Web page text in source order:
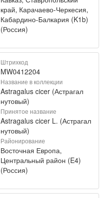
край, Карачаево-Черкесия,
Кабардино-Балкария (K1b)
(Россия)
Штрихкод
MW0412204
Название в коллекции
Astragalus cicer (Астрагал
нутовый)
Принятое название
Astragalus cicer L. (Астрагал
нутовый)
Районирование
Восточная Европа,
Центральный район (E4)
(Россия)